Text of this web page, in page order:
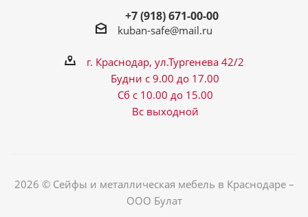
+7 (918) 671-00-00
kuban-safe@mail.ru
г. Краснодар, ул.Тургенева 42/2
Будни с 9.00 до 17.00
Сб с 10.00 до 15.00
Вс выходной
2026 © Сейфы и металлическая мебель в Краснодаре –
ООО Булат